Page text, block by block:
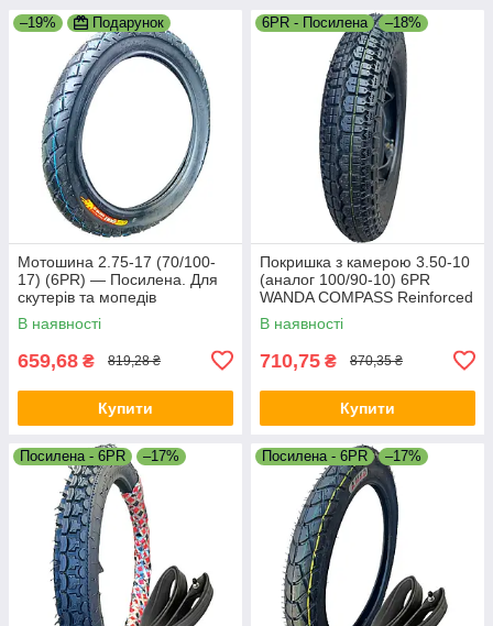
–19% Подарунок
Мотошина 2.75-17 (70/100-
17) (6PR) — Посилена. Для
скутерів та мопедів
В наявності
659,68 ₴ 819,28 ₴
Купити
6PR - Посилена –18%
Покришка з камерою 3.50-10
(аналог 100/90-10) 6PR
WANDA COMPASS Reinforced
(посилена)
В наявності
710,75 ₴ 870,35 ₴
Купити
Посилена - 6PR –17% Посилена - 6PR –17%